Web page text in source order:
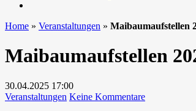
Home » Veranstaltungen » Maibaumaufstellen
Maibaumaufstellen
30.04.2025 17:00
Veranstaltungen Keine Kommentarezu